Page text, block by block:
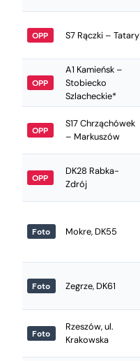
OPP S7 Rączki – Tatary
OPP
A1 Kamieńsk –
Stobiecko
Szlacheckie*
OPP
S17 Chrząchówek
– Markuszów
OPP
DK28 Rabka-
Zdrój
Foto Mokre, DK55
Foto Zegrze, DK61
Foto
Rzeszów, ul.
Krakowska